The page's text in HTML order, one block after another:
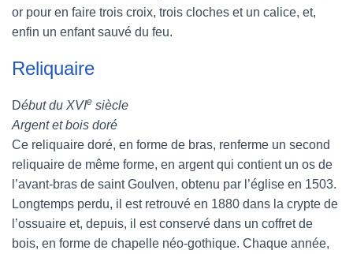
or pour en faire trois croix, trois cloches et un calice, et,
enfin un enfant sauvé du feu.
Reliquaire
Début du XVIe siècle
Argent et bois doré
Ce reliquaire doré, en forme de bras, renferme un second
reliquaire de même forme, en argent qui contient un os de
l’avant-bras de saint Goulven, obtenu par l’église en 1503.
Longtemps perdu, il est retrouvé en 1880 dans la crypte de
l’ossuaire et, depuis, il est conservé dans un coffret de
bois, en forme de chapelle néo-gothique. Chaque année,